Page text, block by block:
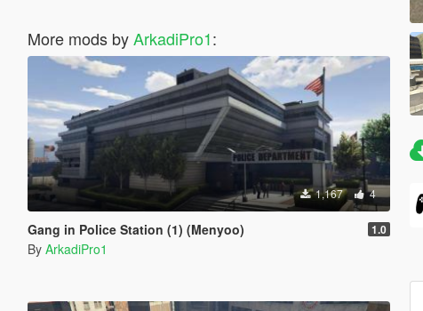
More mods byArkadiPro1:
1,167 4
Gang in Police Station (1) (Menyoo) 1.0
By ArkadiPro1